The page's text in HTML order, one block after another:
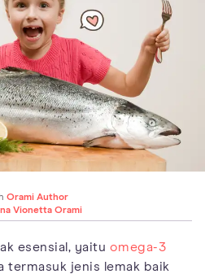
Orami Author
Vionetta Orami
esensial, yaitu omega-3
termasuk jenis lemak baik